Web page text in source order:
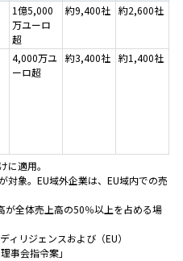
1億5,000
万ユーロ
超
約9,400社 約2,600社
4,000万ユ
ーロ超
約3,400社 約1,400社
に適用。
対象。EU域外企業は、EU域内での売
全体売上高の50％以上を占める場
ィリジェンスおよび（EU）
事会指令案」